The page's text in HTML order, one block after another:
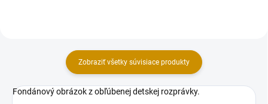
Zobraziť všetky súvisiace produkty
Fondánový obrázok z obľúbenej detskej rozprávky.